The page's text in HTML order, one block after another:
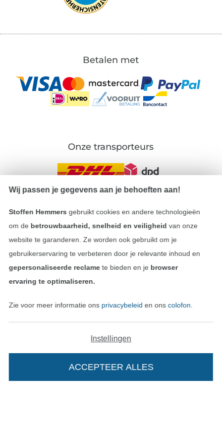
Betalen met
Onze transporteurs
Colofon
Algemene voorwaarden
Recht op retournering
Wissel naar de Duitse shop
Wij passen je gegevens aan je behoeften aan!
Stoffen Hemmers gebruikt cookies en andere technologieën
om de betrouwbaarheid, snelheid en veiligheid van onze
website te garanderen. Ze worden ook gebruikt om je
gebruikerservaring te verbeteren door je relevante inhoud en
gepersonaliseerde reclamete bieden en je browser
ervaring te optimaliseren.
Zie voor meer informatie ons privacybeleid en ons colofon
Instellingen
ACCEPTEER ALLES